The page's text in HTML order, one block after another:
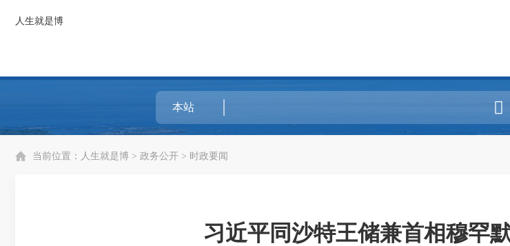
人生就是博

当前位置： 人生就是博 > 政务公开 > 时政要闻
习近平同沙特王储兼首相穆罕